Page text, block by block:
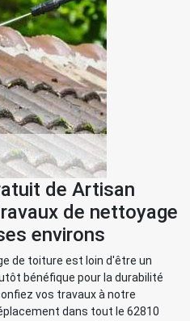
de Artisan
de nettoyage
environs
de toiture est loin d'être un
bénéfique pour la durabilité
vos travaux à notre
dans tout le 62810